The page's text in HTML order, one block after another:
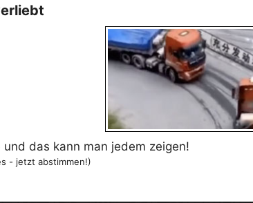
das kann man jedem zeigen!
- jetzt abstimmen!)